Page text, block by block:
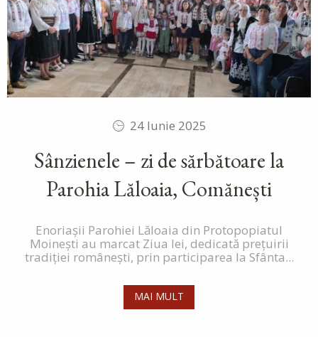
24 Iunie 2025
Sânzienele – zi de sărbătoare la
Parohia Lăloaia, Comănești
Enoriașii Parohiei Lăloaia din Protopopiatul
Moinești au marcat Ziua Iei, dedicată prețuirii
tradiției românești, prin participarea la Sfânta...
MAI MULT